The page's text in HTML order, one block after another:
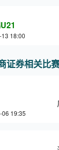
18:00
证券相关比
19:35